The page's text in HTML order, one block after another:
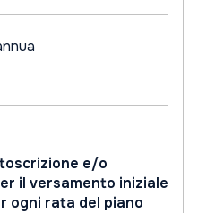
e/o
il versamento iniziale
ogni rata del piano